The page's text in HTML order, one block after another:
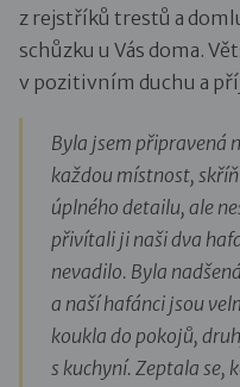
z rejstříků trestů a
schůzku u Vás doma.
v pozitivním duchu a
Byla jsem připravená
každou místnost,
úplného detailu, ale
přivítali ji naši dva
nevadilo. Byla
a naší hafánci jsou
koukla do pokojů,
s kuchyní. Zeptala se,